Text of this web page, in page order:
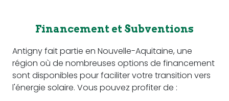
Financement et Subventions
Antigny fait partie en Nouvelle-Aquitaine, une
région où de nombreuses options de financement
sont disponibles pour faciliter votre transition vers
l'énergie solaire. Vous pouvez profiter de :